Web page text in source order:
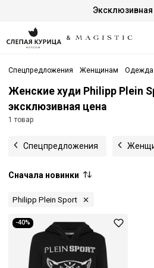
Эксклюзивная
Спецпредложения Женщинам Одежда
Женские худи Philipp Plein
эксклюзивная цена
1 товар
Спецпредложения
Сначала новинки
Philipp Plein Sport
-40%